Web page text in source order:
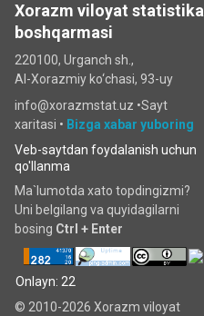
Xorazm viloyat statistika
boshqarmasi
220100, Urganch sh.,
Al-Xorazmiy ko‘chаsi, 93-uy
info@xorazmstat.uz •Sayt
xaritasi • Bizga xabar yuboring
Veb-saytdan foydalanish uchun
qo'llanma
Ma`lumotda xato topdingizmi?
Uni belgilang va quyidagilarni
bosing Ctrl + Enter
Onlayn: 22
© 2010-2026 Xorazm viloyat